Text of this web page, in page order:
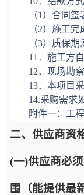
（1）合同签
（2）施工完
（3）质保期
11．施工方
12．现场勘
13．本项目
14.采购需求
附件一：工
二、供应商资
(一)供应商必
围（能提供最